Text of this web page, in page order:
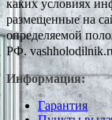
каких условиях
размещенные на
определяемой
РФ.
Информация:
Гарантия